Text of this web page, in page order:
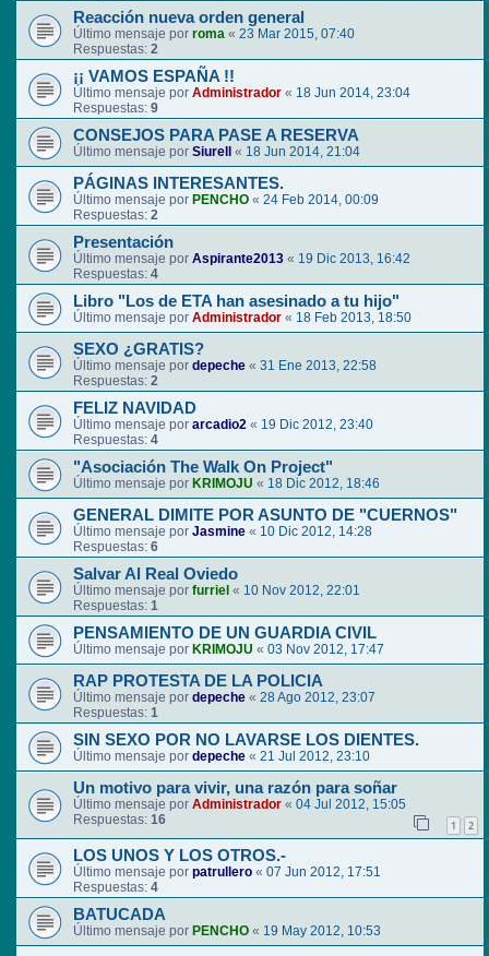
Reacción nueva orden general
Último mensaje por roma « 23 Mar 2015, 07:40
Respuestas: 2
¡¡ VAMOS ESPAÑA !!
Último mensaje por Administrador « 18 Jun 2014, 23:04
Respuestas: 9
CONSEJOS PARA PASE A RESERVA
Último mensaje por Siurell « 18 Jun 2014, 21:04
PÁGINAS INTERESANTES.
Último mensaje por PENCHO « 24 Feb 2014, 00:09
Respuestas: 2
Presentación
Último mensaje por Aspirante2013 « 19 Dic 2013, 16:42
Respuestas: 4
Libro "Los de ETA han asesinado a tu hijo"
Último mensaje por Administrador « 18 Feb 2013, 18:50
SEXO ¿GRATIS?
Último mensaje por depeche « 31 Ene 2013, 22:58
Respuestas: 2
FELIZ NAVIDAD
Último mensaje por arcadio2 « 19 Dic 2012, 23:40
Respuestas: 4
"Asociación The Walk On Project"
Último mensaje por KRIMOJU « 18 Dic 2012, 18:46
GENERAL DIMITE POR ASUNTO DE "CUERNOS"
Último mensaje por Jasmine « 10 Dic 2012, 14:28
Respuestas: 6
Salvar Al Real Oviedo
Último mensaje por furriel « 10 Nov 2012, 22:01
Respuestas: 1
PENSAMIENTO DE UN GUARDIA CIVIL
Último mensaje por KRIMOJU « 03 Nov 2012, 17:47
RAP PROTESTA DE LA POLICIA
Último mensaje por depeche « 28 Ago 2012, 23:07
Respuestas: 1
SIN SEXO POR NO LAVARSE LOS DIENTES.
Último mensaje por depeche « 21 Jul 2012, 23:10
Un motivo para vivir, una razón para soñar
Último mensaje por Administrador « 04 Jul 2012, 15:05
Respuestas: 16 1 2
LOS UNOS Y LOS OTROS.-
Último mensaje por patrullero « 07 Jun 2012, 17:51
Respuestas: 4
BATUCADA
Último mensaje por PENCHO « 19 May 2012, 10:53